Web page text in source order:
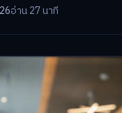
อ่าน 27 นาที